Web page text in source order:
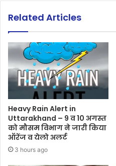
Related Articles
Heavy Rain Alert in
Uttarakhand – 9 व 10 अगस्त
को मौसम विभाग ने जारी किया
ऑरेंज व येलो अलर्ट
3 hours ago